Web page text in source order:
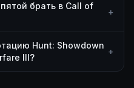
брать в Call of
+
Hunt: Showdown
III?
+